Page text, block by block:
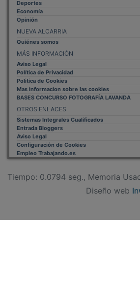
Economía
Opinión
NUEVA ALCARRIA
Quiénes somos
MÁS INFORMACIÓN
Aviso Legal
Política de Privacidad
Politica de Cookies
Mas informacion sobre las cookies
BASES CONCURSO FOTOGRAFÍA LAVANDA
OTROS ENLACES
Sistemas Integrales Cualificados
Entrada Bloggers
Aviso Legal
Configuración de Cookies
Empleo Trabajando.es